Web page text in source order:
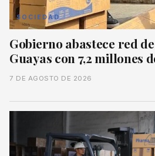
SOCIEDAD
Gobierno abastece red
Guayas con 7,2 millones
7 DE AGOSTO DE 2026